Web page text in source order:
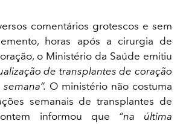
comentários grotescos e sem
horas após a cirurgia de
o Ministério da Saúde emitiu
de transplantes de coração
O ministério não costuma
semanais de transplantes de
informou que “na última